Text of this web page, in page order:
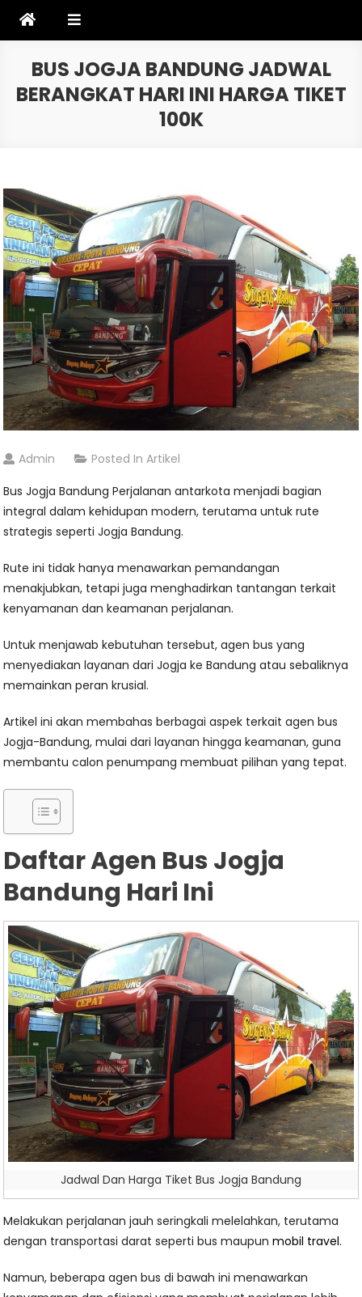
BUS JOGJA BANDUNG JADWAL
BERANGKAT HARI INI HARGA TIKET
100K
Admin Posted InArtikel
Bus Jogja Bandung Perjalanan antarkota menjadi bagian
integral dalam kehidupan modern, terutama untuk rute
strategis seperti Jogja Bandung.
Rute ini tidak hanya menawarkan pemandangan
menakjubkan, tetapi juga menghadirkan tantangan terkait
kenyamanan dan keamanan perjalanan.
Untuk menjawab kebutuhan tersebut, agen bus yang
menyediakan layanan dari Jogja ke Bandung atau sebaliknya
memainkan peran krusial.
Artikel ini akan membahas berbagai aspek terkait agen bus
Jogja-Bandung, mulai dari layanan hingga keamanan, guna
membantu calon penumpang membuat pilihan yang tepat.
Daftar Agen Bus Jogja
Bandung Hari Ini
Jadwal Dan Harga Tiket Bus Jogja Bandung
Melakukan perjalanan jauh seringkali melelahkan, terutama
dengan transportasi darat seperti bus maupunmobil travel.
Namun, beberapa agen bus di bawah ini menawarkan